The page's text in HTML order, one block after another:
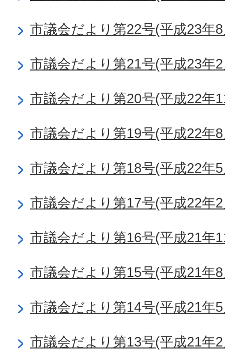
市議会だより第22号(平成23年
市議会だより第21号(平成23年
市議会だより第20号(平成22年
市議会だより第19号(平成22年
市議会だより第18号(平成22年
市議会だより第17号(平成22年
市議会だより第16号(平成21年
市議会だより第15号(平成21年
市議会だより第14号(平成21年
市議会だより第13号(平成21年